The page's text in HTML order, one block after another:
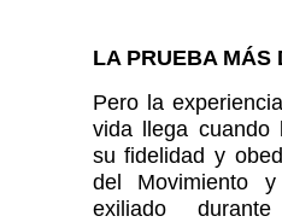
LA PRUEBA MÁS
Pero la
vida llega cuando
su fidelidad y
del Movimiento
exiliado